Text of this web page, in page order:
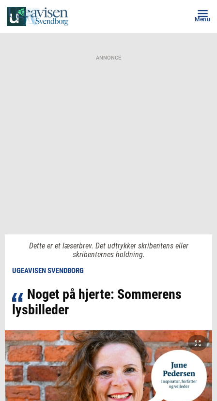
Menu
ANNONCE
Dette er et læserbrev. Det udtrykker skribentens eller
skribenternes holdning.
UGEAVISEN SVENDBORG
Noget på hjerte: Sommerens
lysbilleder